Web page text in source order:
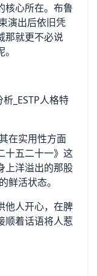
核心所在。布鲁
演出后依旧凭
那就更不必说
在实用性方面
十五二十一》这
上洋溢出的那股
鲜活状态。
他人开心，在脾
顺着话语将人惹